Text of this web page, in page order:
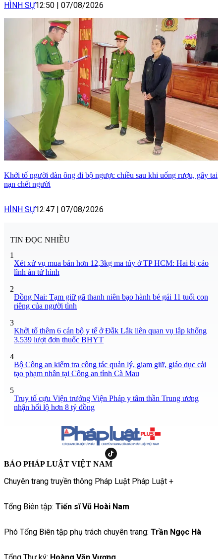
HÌNH SỰ12:50 07/08/2026
Khởi tố người đàn ông đi bộ ngược chiều sau khi uống rượu, gây tai
nạn chết người
HÌNH SỰ12:47 07/08/2026
TIN ĐỌC NHIỀU
1
Xét xử vụ mua bán hơn 12,3kg ma túy ở TP HCM: Hai bị cáo
lĩnh án tử hình
2
Đồng Nai: Tạm giữ gã thanh niên bạo hành bé gái 11 tuổi con
riêng của người tình
3
Khởi tố thêm 6 cán bộ y tế ở Đắk Lắk liên quan vụ lập khống
3.539 lượt đơn thuốc BHYT
4
Bộ Công an kiểm tra công tác quản lý, giam giữ, giáo dục cải
tạo phạm nhân tại Công an tỉnh Cà Mau
5
Truy tố cựu Viện trưởng Viện Pháp y tâm thần Trung ương
nhận hối lộ hơn 8 tỷ đồng
BÁO PHÁP LUẬT VIỆT NAM
Chuyên trang truyền thông Pháp Luật Pháp Luật +
Tổng Biên tập: Tiến sĩ Vũ Hoài Nam
Phó Tổng Biên tập phụ trách chuyên trang: Trần Ngọc Hà